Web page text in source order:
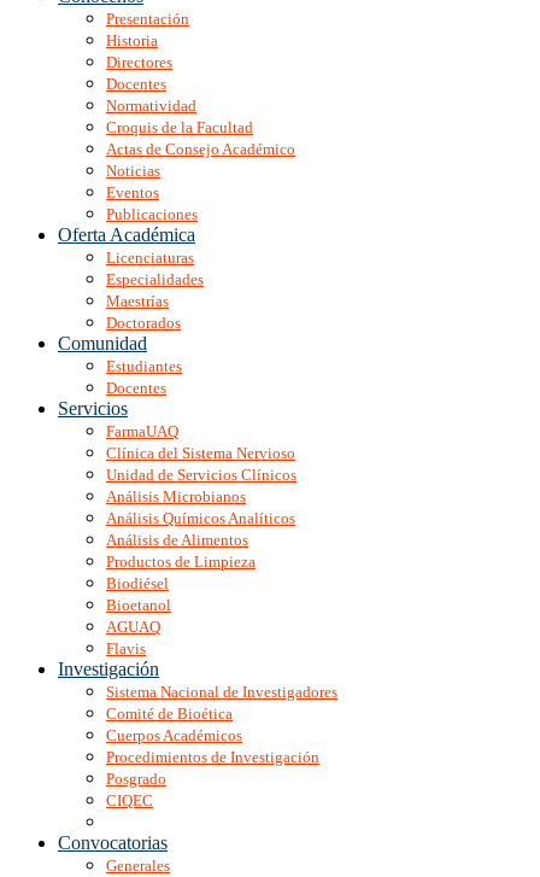
Presentación
Historia
Directores
Docentes
Normatividad
Croquis de la Facultad
Actas de Consejo Académico
Noticias
Eventos
Publicaciones
Oferta Académica
Licenciaturas
Especialidades
Maestrías
Doctorados
Comunidad
Estudiantes
Docentes
Servicios
FarmaUAQ
Clínica del Sistema Nervioso
Unidad de Servicios Clínicos
Análisis Microbianos
Análisis Químicos Analíticos
Análisis de Alimentos
Productos de Limpieza
Biodiésel
Bioetanol
AGUAQ
Flavis
Investigación
Sistema Nacional de Investigadores
Comité de Bioética
Cuerpos Académicos
Procedimientos de Investigación
Posgrado
CIQEC
Convocatorias
Generales